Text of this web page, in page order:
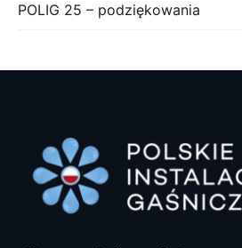
POLIG 25 – podziękowania